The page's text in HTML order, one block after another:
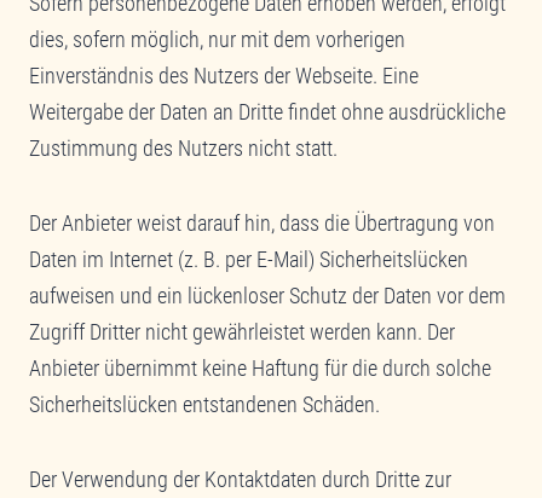
dies, sofern möglich, nur mit dem vorherigen
Einverständnis des Nutzers der Webseite. Eine
Weitergabe der Daten an Dritte findet ohne ausdrückliche
Zustimmung des Nutzers nicht statt.
Der Anbieter weist darauf hin, dass die Übertragung von
Daten im Internet (z. B. per E-Mail) Sicherheitslücken
aufweisen und ein lückenloser Schutz der Daten vor dem
Zugriff Dritter nicht gewährleistet werden kann. Der
Anbieter übernimmt keine Haftung für die durch solche
Sicherheitslücken entstandenen Schäden.
Der Verwendung der Kontaktdaten durch Dritte zur